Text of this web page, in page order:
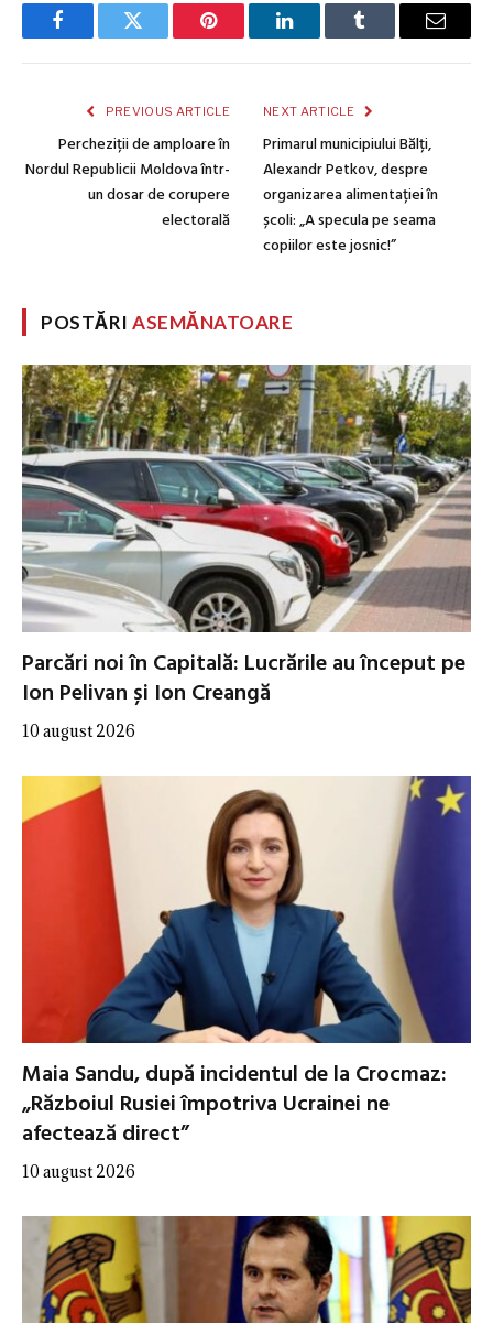
FacebookTwitter Pinterest LinkedInTumblr Email
PREVIOUS ARTICLE
Percheziții de amploare în
Nordul Republicii Moldova într-
un dosar de corupere
electorală
NEXT ARTICLE
Primarul municipiului Bălți,
Alexandr Petkov, despre
organizarea alimentației în
școli: „A specula pe seama
copiilor este josnic!”
POSTĂRIASEMĂNATOARE
Parcări noi în Capitală: Lucrările au început pe
Ion Pelivan și Ion Creangă
10 august 2026
Maia Sandu, după incidentul de la Crocmaz:
„Războiul Rusiei împotriva Ucrainei ne
afectează direct”
10 august 2026